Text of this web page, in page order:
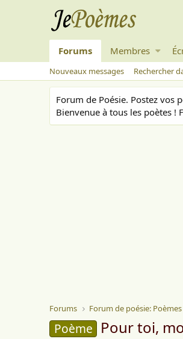
Forums Membres
Nouveaux messages Rechercher
Forum de Poésie. Postez vos
Bienvenue à tous les poètes
Forums
Poème Pour toi,